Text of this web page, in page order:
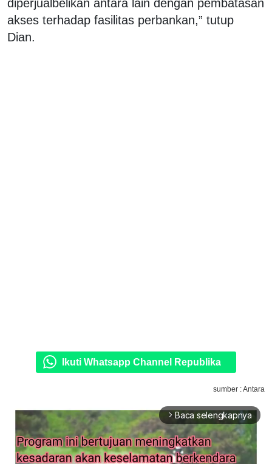
diperjualbelikan antara lain dengan pembatasan
akses terhadap fasilitas perbankan,” tutup
Dian.
Ikuti Whatsapp Channel Republika
sumber : Antara
arrow_forward_ios Baca selengkapnya